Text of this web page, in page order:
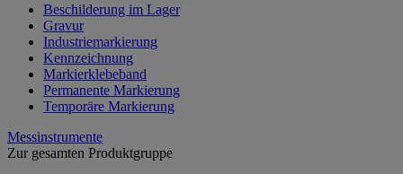
Beschilderung im Lager
Gravur
Industriemarkierung
Kennzeichnung
Markierklebeband
Permanente Markierung
Temporäre Markierung
Messinstrumente
Zur gesamten Produktgruppe